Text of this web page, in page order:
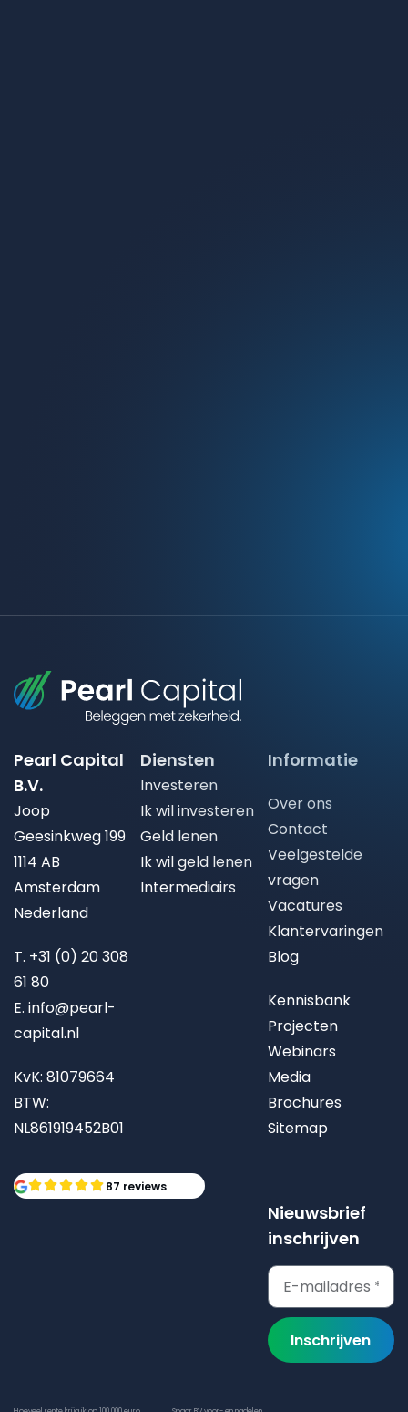
Pearl Capital
B.V.
Joop
Geesinkweg 199
1114 AB
Amsterdam
Nederland
T. +31 (0) 20 308
61 80
E. info@pearl-
capital.nl
KvK: 81079664
BTW:
NL861919452B01
87 reviews
Diensten
Investeren
Ik wil investeren
Geld lenen
Ik wil geld lenen
Intermediairs
Informatie
Over ons
Contact
Veelgestelde
vragen
Vacatures
Klantervaringen
Blog
Kennisbank
Projecten
Webinars
Media
Brochures
Sitemap
Nieuwsbrief
inschrijven
Inschrijven